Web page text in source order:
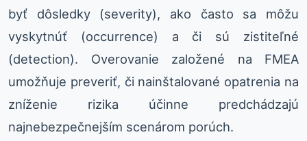
byť dôsledky (severity), ako často sa môžu
vyskytnúť (occurrence) a či sú zistiteľné
(detection). Overovanie založené na FMEA
umožňuje preveriť, či nainštalované opatrenia na
zníženie rizika účinne predchádzajú
najnebezpečnejším scenárom porúch.